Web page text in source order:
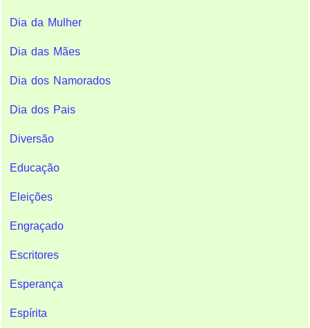
Dia da Mulher
Dia das Mães
Dia dos Namorados
Dia dos Pais
Diversão
Educação
Eleições
Engraçado
Escritores
Esperança
Espírita